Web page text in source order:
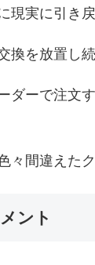
現実に引き
換を放置し
ダーで注文
々間違えた
ント